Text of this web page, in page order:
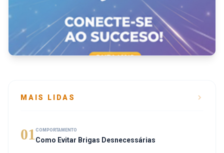
MAIS LIDAS
01 COMPORTAMENTO
Como Evitar Brigas Desnecessárias